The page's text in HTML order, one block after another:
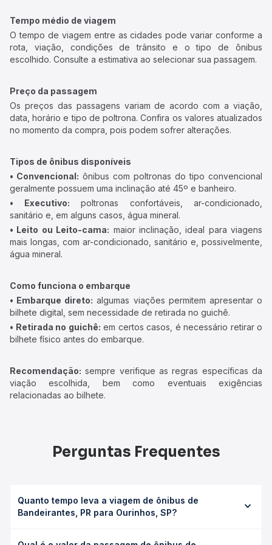
Tempo médio de viagem
O tempo de viagem entre as cidades pode variar conforme a
rota, viação, condições de trânsito e o tipo de ônibus
escolhido. Consulte a estimativa ao selecionar sua passagem.
Preço da passagem
Os preços das passagens variam de acordo com a viação,
data, horário e tipo de poltrona. Confira os valores atualizados
no momento da compra, pois podem sofrer alterações.
Tipos de ônibus disponíveis
• Convencional: ônibus com poltronas do tipo convencional
geralmente possuem uma inclinação até 45º e banheiro.
• Executivo: poltronas confortáveis, ar-condicionado,
sanitário e, em alguns casos, água mineral.
• Leito ou Leito-cama: maior inclinação, ideal para viagens
mais longas, com ar-condicionado, sanitário e, possivelmente,
água mineral.
Como funciona o embarque
• Embarque direto: algumas viações permitem apresentar o
bilhete digital, sem necessidade de retirada no guichê.
• Retirada no guichê: em certos casos, é necessário retirar o
bilhete físico antes do embarque.
Recomendação: sempre verifique as regras específicas da
viação escolhida, bem como eventuais exigências
relacionadas ao bilhete.
Perguntas Frequentes
Quanto tempo leva a viagem de ônibus de
Bandeirantes, PR para Ourinhos, SP?